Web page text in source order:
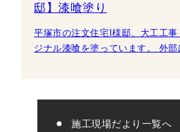
邸】漆喰塗り
平塚市の注文住宅I様邸、大工工事
ジナル漆喰を塗っています。 外部は白一色のALCパワー
施工現場だより一覧へ